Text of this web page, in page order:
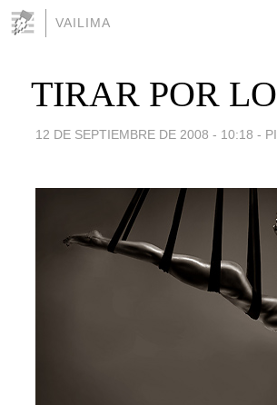
VAILIMA
TIRAR POR
12 DE SEPTIEMBRE DE 2008 - 10:18 -